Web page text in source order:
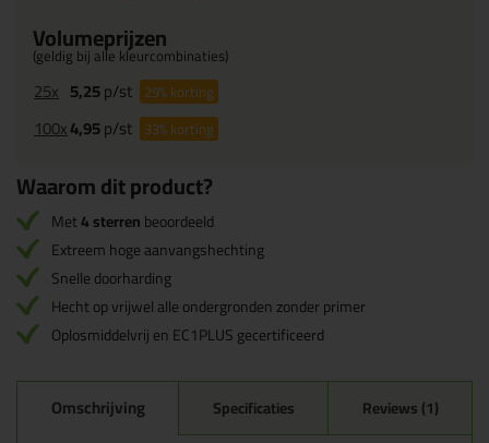
Volumeprijzen
(geldig bij alle kleurcombinaties)
25x 5,25p/st 29%korting
100x4,95p/st 33%korting
Waarom dit product?
Met4 sterrenbeoordeeld
Extreem hoge aanvangshechting
Snelle doorharding
Hecht op vrijwel alle ondergronden zonder primer
Oplosmiddelvrij en EC1PLUS gecertificeerd
Omschrijving Specificaties Reviews (1)